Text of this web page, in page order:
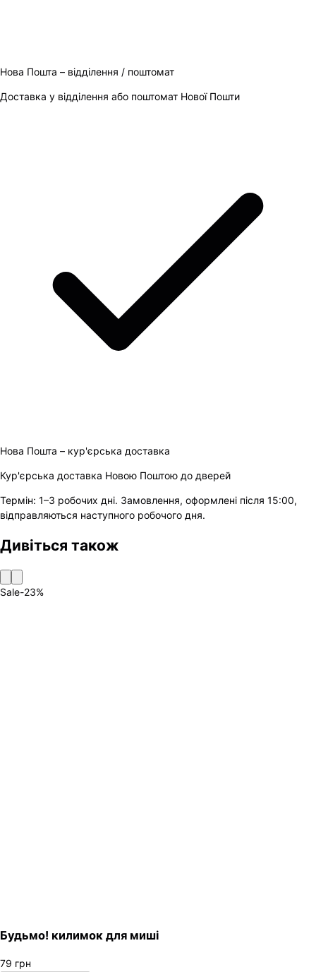
Нова Пошта – відділення / поштомат
Доставка у відділення або поштомат Нової Пошти
Нова Пошта – кур'єрська доставка
Кур'єрська доставка Новою Поштою до дверей
Термін: 1–3 робочих дні. Замовлення, оформлені після 15:00,
відправляються наступного робочого дня.
Дивіться також
Sale-23%
Будьмо! килимок для миші
79 грн